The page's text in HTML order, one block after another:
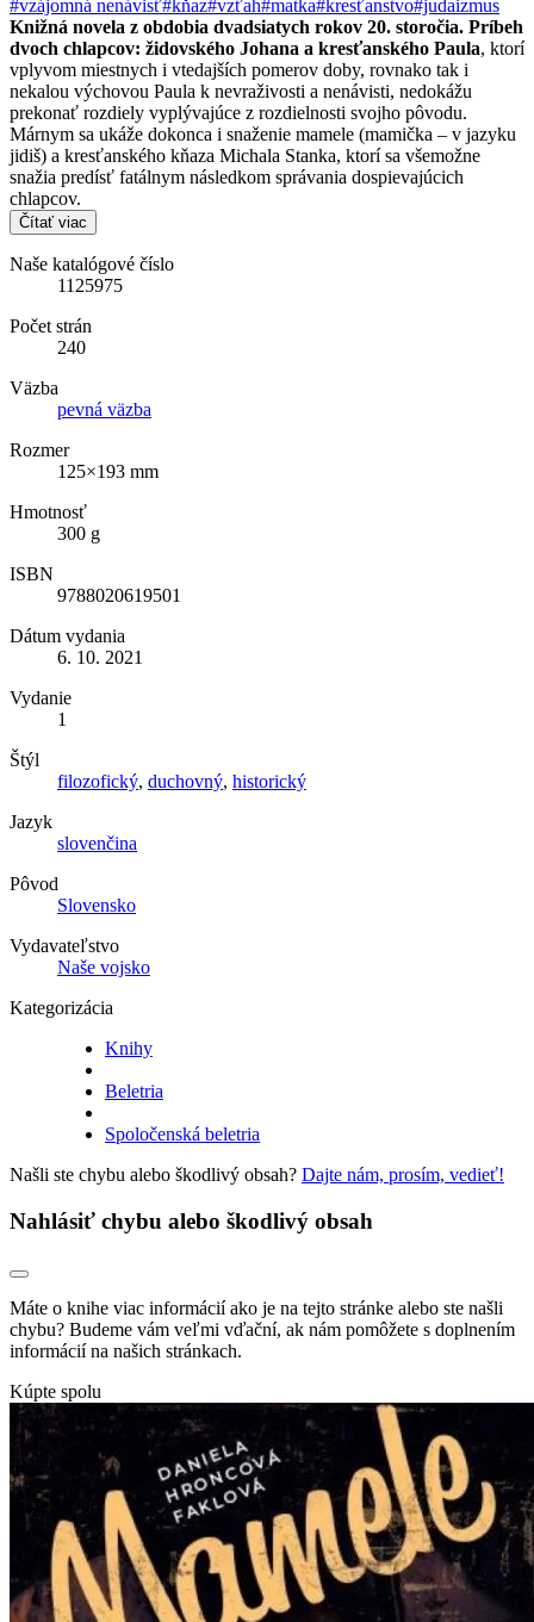
#vzájomná nenávisť#kňaz#vzťah#matka#kresťanstvo#judaizmus
Knižná novela z obdobia dvadsiatych rokov 20. storočia. Príbeh
dvoch chlapcov: židovského Johana a kresťanského Paula, ktorí
vplyvom miestnych i vtedajších pomerov doby, rovnako tak i
nekalou výchovou Paula k nevraživosti a nenávisti, nedokážu
prekonať rozdiely vyplývajúce z rozdielnosti svojho pôvodu.
Márnym sa ukáže dokonca i snaženie mamele (mamička – v jazyku
jidiš) a kresťanského kňaza Michala Stanka, ktorí sa všemožne
snažia predísť fatálnym následkom správania dospievajúcich
chlapcov.
Čítať viac
Naše katalógové číslo
1125975
Počet strán
240
Väzba
pevná väzba
Rozmer
125×193 mm
Hmotnosť
300 g
ISBN
9788020619501
Dátum vydania
6. 10. 2021
Vydanie
1
Štýl
filozofický, duchovný, historický
Jazyk
slovenčina
Pôvod
Slovensko
Vydavateľstvo
Naše vojsko
Kategorizácia
Knihy
Beletria
Spoločenská beletria
Našli ste chybu alebo škodlivý obsah? Dajte nám, prosím, vedieť!
Nahlásiť chybu alebo škodlivý obsah
Máte o knihe viac informácií ako je na tejto stránke alebo ste našli
chybu? Budeme vám veľmi vďační, ak nám pomôžete s doplnením
informácií na našich stránkach.
Kúpte spolu